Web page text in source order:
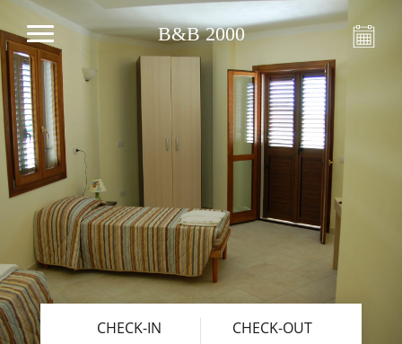
B&B 2000
CHECK-IN CHECK-OUT